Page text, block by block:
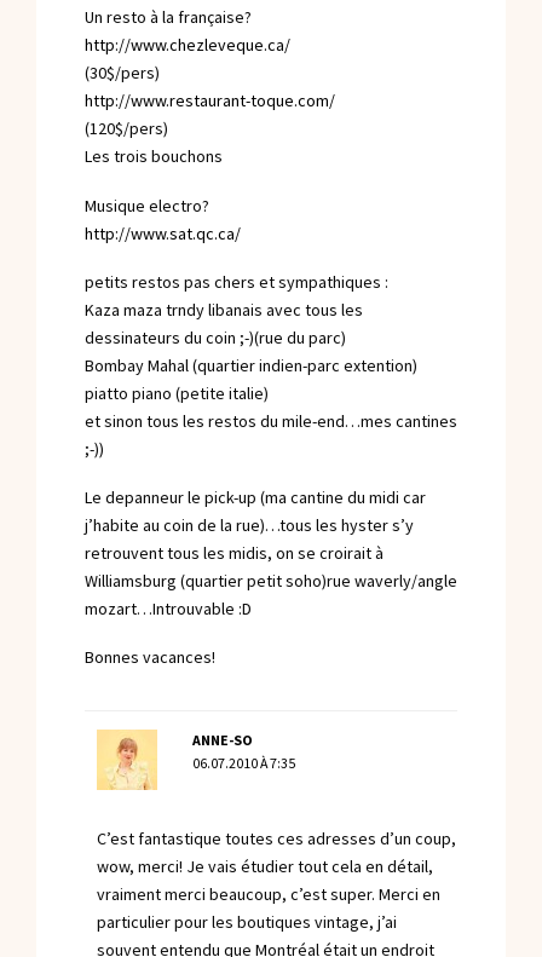
Un resto à la française?
http://www.chezleveque.ca/
(30$/pers)
http://www.restaurant-toque.com/
(120$/pers)
Les trois bouchons
Musique electro?
http://www.sat.qc.ca/
petits restos pas chers et sympathiques :
Kaza maza trndy libanais avec tous les
dessinateurs du coin ;-)(rue du parc)
Bombay Mahal (quartier indien-parc extention)
piatto piano (petite italie)
et sinon tous les restos du mile-end…mes cantines
;-))
Le depanneur le pick-up (ma cantine du midi car
j’habite au coin de la rue)…tous les hyster s’y
retrouvent tous les midis, on se croirait à
Williamsburg (quartier petit soho)rue waverly/angle
mozart…Introuvable :D
Bonnes vacances!
ANNE-SO
06.07.2010 À 7:35
C’est fantastique toutes ces adresses d’un coup,
wow, merci! Je vais étudier tout cela en détail,
vraiment merci beaucoup, c’est super. Merci en
particulier pour les boutiques vintage, j’ai
souvent entendu que Montréal était un endroit